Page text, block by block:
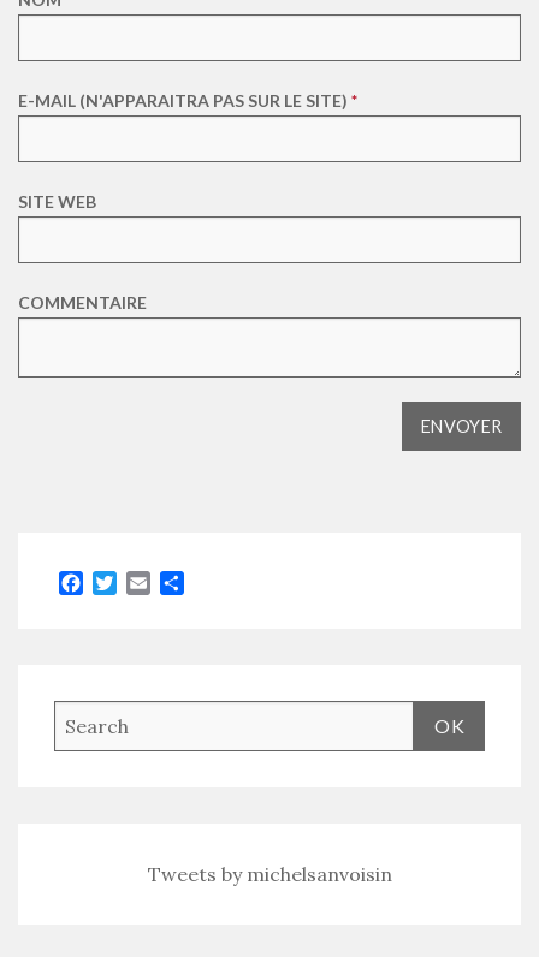
E-MAIL (N'APPARAITRA PAS SUR LE SITE) *
SITE WEB
COMMENTAIRE
Facebook
TwitterEmail
Tweets by michelsanvoisin